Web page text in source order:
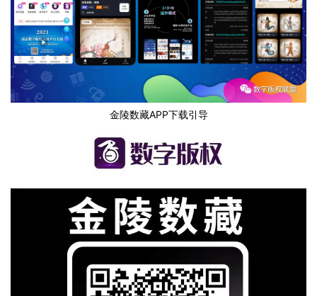
金陵数藏APP下载引导